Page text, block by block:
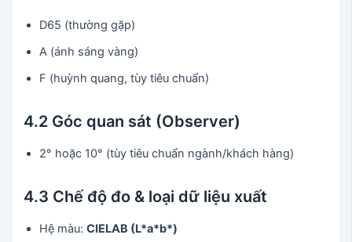
D65 (thường gặp)
A (ánh sáng vàng)
F (huỳnh quang, tùy tiêu chuẩn)
4.2 Góc quan sát (Observer)
2° hoặc 10° (tùy tiêu chuẩn ngành/khách hàng)
4.3 Chế độ đo & loại dữ liệu xuất
Hệ màu:CIELAB (L*a*b*)